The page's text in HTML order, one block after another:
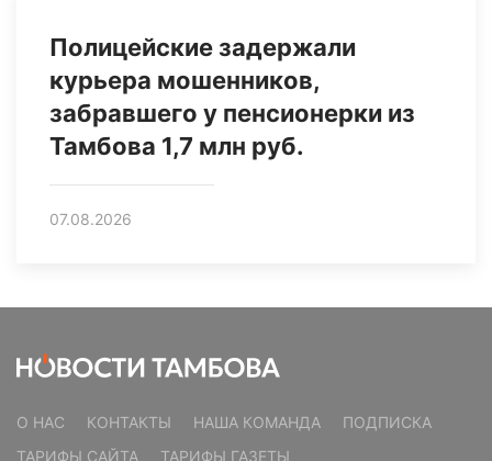
Полицейские задержали
курьера мошенников,
забравшего у пенсионерки из
Тамбова 1,7 млн руб.
07.08.2026
О НАС КОНТАКТЫ НАША КОМАНДА
ПОДПИСКА
ТАРИФЫ САЙТА
ТАРИФЫ ГАЗЕТЫ